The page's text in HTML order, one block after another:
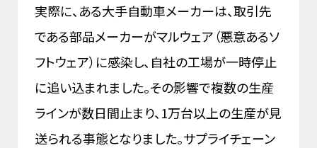
実際に、ある大手自動車メーカーは、取引先
である部品メーカーがマルウェア（悪意あるソ
フトウェア）に感染し、自社の工場が一時停止
に追い込まれました。その影響で複数の生産
ラインが数日間止まり、1万台以上の生産が見
送られる事態となりました。サプライチェーン